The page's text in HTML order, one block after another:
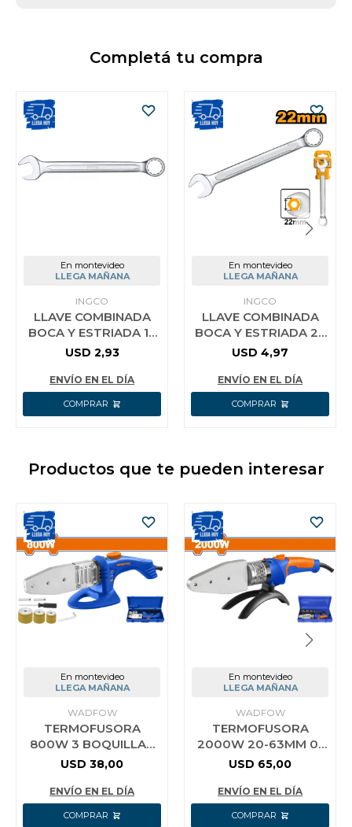
Completá tu compra
En montevideo
LLEGA MAÑANA
INGCO
LLAVE COMBINADA
BOCA Y ESTRIADA 13
MM CR-V INGCO
USD 2,93
ENVÍO EN EL DÍA
En montevideo
LLEGA MAÑANA
INGCO
LLAVE COMBINADA
BOCA Y ESTRIADA 22
MM CR-V INGCO
USD 4,97
ENVÍO EN EL DÍA
Productos que te pueden interesar
En montevideo
LLEGA MAÑANA
WADFOW
TERMOFUSORA
800W 3 BOQUILLAS
WADFOW WWM1L15
USD 38,00
ENVÍO EN EL DÍA
En montevideo
LLEGA MAÑANA
WADFOW
TERMOFUSORA
2000W 20-63MM 0-
300 WADFOW
USD 65,00
ENVÍO EN EL DÍA